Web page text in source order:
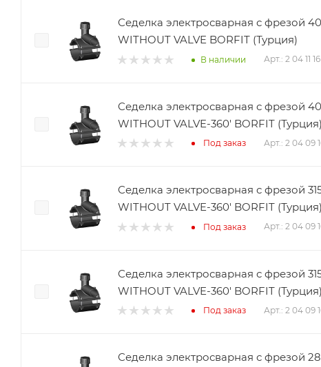
Седелка электросварная с фрезой
WITHOUT VALVE BORFIT (Турция)
В наличии Арт.: 2 04 11
Седелка электросварная с фрезой
WITHOUT VALVE-360' BORFIT (Турция)
Под заказ Арт.: 2 04 09
Седелка электросварная с фрезой
WITHOUT VALVE-360' BORFIT (Турция)
Под заказ Арт.: 2 04 09
Седелка электросварная с фрезой
WITHOUT VALVE-360' BORFIT (Турция)
Под заказ Арт.: 2 04 09
Седелка электросварная с фрезой